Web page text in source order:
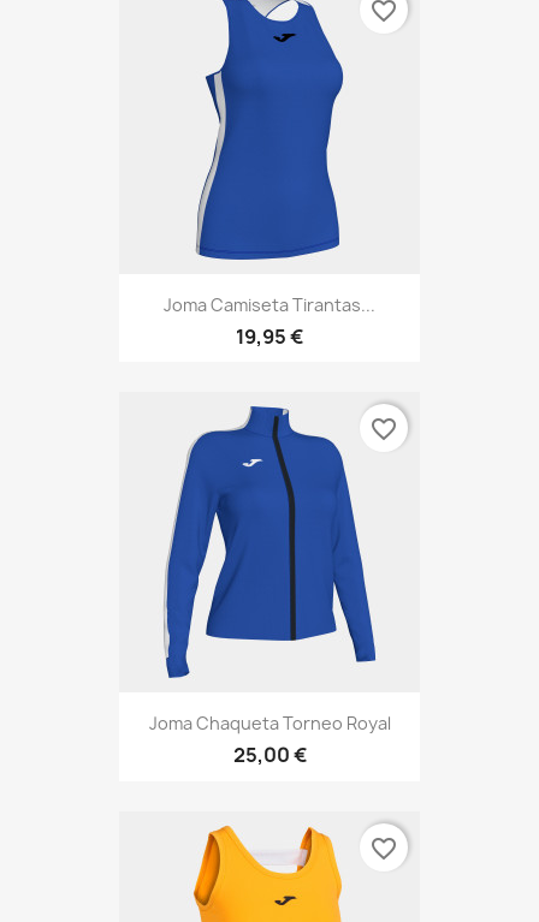
Joma Camiseta Tirantas...
19,95 €
favorite_border
Joma Chaqueta Torneo Royal
25,00 €
favorite_border
favorite_border